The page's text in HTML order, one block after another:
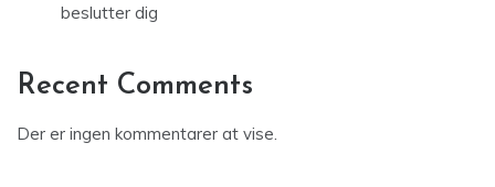
beslutter dig
Recent Comments
Der er ingen kommentarer at vise.